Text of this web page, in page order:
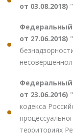
от 03.08.2018)
Федеральный
от 27.06.2018)
Федеральный
от 23.06.2016)
кодекса
территориях